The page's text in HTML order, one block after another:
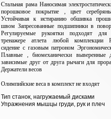
Стальная рама Наносимая
порошковое покрытие , цвет
Устойчивая к истиранию обшивка
швом Запресованные подшипники в
Регулируемые рукоятки подходят
тренажере атлета любой комплекции
сидение с газовым патроном
Плавные , биомеханически выверенные
зависимые друг от друга рычаги для
Держатели весов
Олимпийские веса в комплект не входят
Тип станок, нагружаемый дисками
Упражнения мышцы груди, рук и плеч